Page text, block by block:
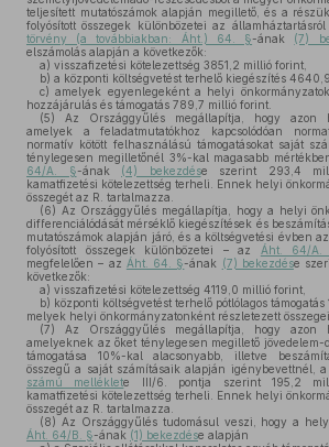
teljesített mutatószámok alapján megillető, és a
folyósított összegek különbözetei az
törvény (a továbbiakban: Áht.) 64. §-ának (7)
elszámolás alapján a következők:
a) visszafizetési kötelezettség 3851,2 millió forint,
b) a központi költségvetést terhelő kiegészítés
c) amelyek egyenlegeként a helyi
hozzájárulás és támogatás 789,7 millió forint.
(5) Az Országgyűlés megállapítja, hogy azon
amelyek a feladatmutatókhoz kapcsolódóan
normatív kötött felhasználású támogatásokat saját
ténylegesen megilletőnél 3%-kal magasabb
64/A. §-ának (4) bekezdése szerint 293,4
kamatfizetési kötelezettség terheli. Ennek helyi
összegét az R. tartalmazza.
(6) Az Országgyűlés megállapítja, hogy a helyi
differenciálódását mérséklő kiegészítések és
mutatószámok alapján járó, és a költségvetési évben
folyósított összegek különbözetei – az
Áht. 64/A.
megfelelően – az Áht. 64. §-ának (7) bekezdése
következők:
a) visszafizetési kötelezettség 4119,0 millió forint,
b) központi költségvetést terhelő pótlólagos
melyek helyi önkormányzatonként részletezett
(7) Az Országgyűlés megállapítja, hogy azon
amelyeknek az őket ténylegesen megillető jövedelem-
támogatása 10%-kal alacsonyabb, illetve
összegű a saját számításaik alapján igénybevettnél, a
számú melléklete III/6. pontja szerint 195,2
kamatfizetési kötelezettség terheli. Ennek helyi
összegét az R. tartalmazza.
(8) Az Országgyűlés tudomásul veszi, hogy a
Áht. 64/B. §-ának (1) bekezdése alapján